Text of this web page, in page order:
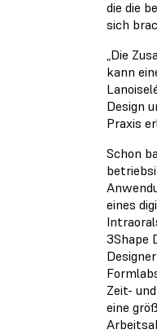
die die
sich
„Die
kann
Design
Praxis
Schon
eines
3Shape
Zeit-
eine